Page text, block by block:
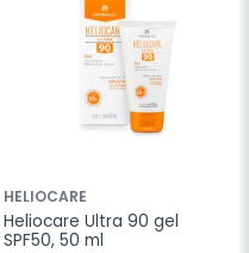
HELIOCARE
Heliocare Ultra 90 gel
SPF50, 50 ml